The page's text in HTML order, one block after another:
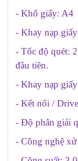
- Khổ giấy: A4
- Khay nạp
- Tốc độ quét:
đầu tiên.
- Khay nạp
- Kết nối /
- Độ phân giải
- Công nghệ xử